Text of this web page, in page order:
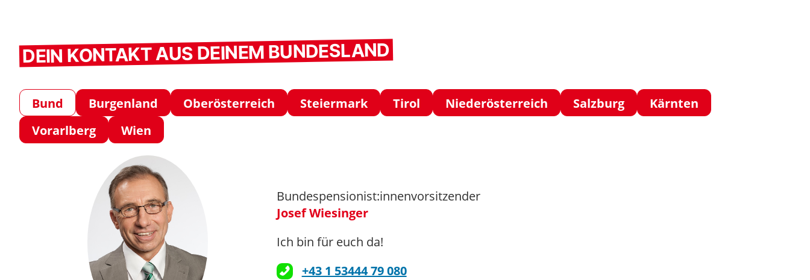
DEIN KONTAKT AUS DEINEM BUNDESLAND
Bund Burgenland Oberösterreich Steiermark Tirol Niederösterreich Salzburg
Kärnten
Vorarlberg
Wien
Bundespensionist:innenvorsitzender
Josef Wiesinger
Ich bin für euch da!
+43 1 53444 79 080